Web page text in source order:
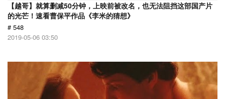
【越哥】就算删减50分钟，上映前被改名，也无法阻挡这部国产片
的光芒！速看曹保平作品《李米的猜想》
# 548
2019-05-06 03:50